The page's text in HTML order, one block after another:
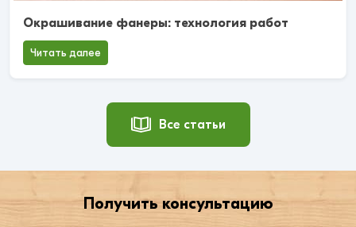
Окрашивание фанеры: технология работ
Читать далее
Все статьи
Получить консультацию